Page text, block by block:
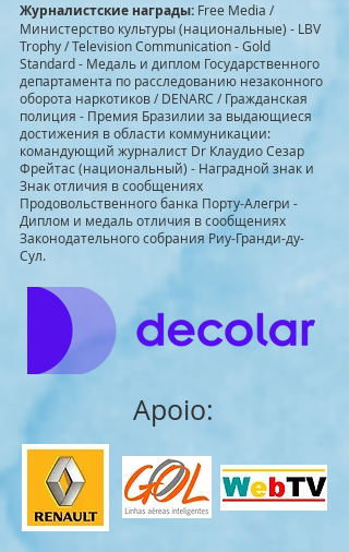
Журналистские награды: Free Media /
Министерство культуры (национальные) - LBV
Trophy / Television Communication - Gold
Standard - Медаль и диплом Государственного
департамента по расследованию незаконного
оборота наркотиков / DENARC / Гражданская
полиция - Премия Бразилии за выдающиеся
достижения в области коммуникации:
командующий журналист Dr Клаудио Сезар
Фрейтас (национальный) - Наградной знак и
Знак отличия в сообщениях
Продовольственного банка Порту-Алегри -
Диплом и медаль отличия в сообщениях
Законодательного собрания Риу-Гранди-ду-
Сул.
Apoio: